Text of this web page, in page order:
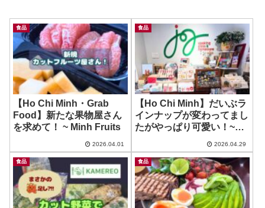
食品
【Ho Chi Minh・Grab
Food】新たな果物屋さん
を求めて！ ~ Minh Fruits
2026.04.01
食品
【Ho Chi Minh】だいぶラ
インナップが変わってまし
たがやっぱり可愛い！~
Home Store5
2026.04.29
食品 食品